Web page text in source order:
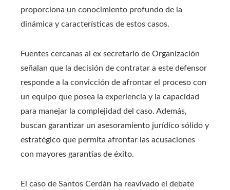
proporciona un conocimiento profundo de la
dinámica y características de estos casos.
Fuentes cercanas al ex secretario de Organización
señalan que la decisión de contratar a este defensor
responde a la convicción de afrontar el proceso con
un equipo que posea la experiencia y la capacidad
para manejar la complejidad del caso. Además,
buscan garantizar un asesoramiento jurídico sólido y
estratégico que permita afrontar las acusaciones
con mayores garantías de éxito.
El caso de Santos Cerdán ha reavivado el debate